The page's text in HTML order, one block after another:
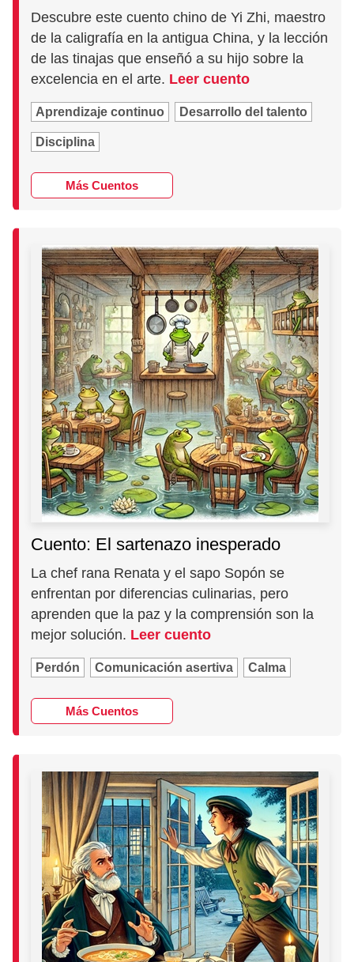
Descubre este cuento chino de Yi Zhi, maestro
de la caligrafía en la antigua China, y la lección
de las tinajas que enseñó a su hijo sobre la
excelencia en el arte. Leer cuento
Aprendizaje continuo Desarrollo del talento
Disciplina
Más Cuentos
Cuento: El sartenazo inesperado
La chef rana Renata y el sapo Sopón se
enfrentan por diferencias culinarias, pero
aprenden que la paz y la comprensión son la
mejor solución. Leer cuento
Perdón Comunicación asertiva Calma
Más Cuentos